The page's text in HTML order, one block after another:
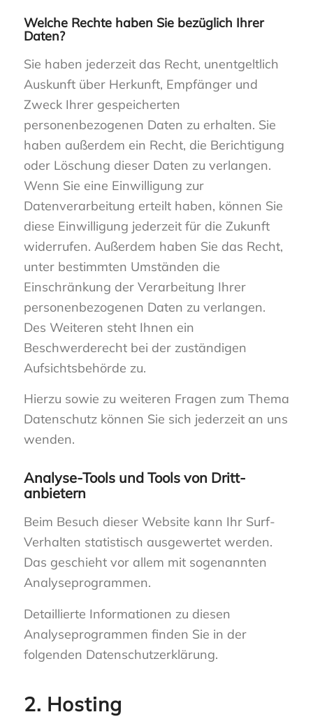
Welche Rechte haben Sie bezüglich Ihrer
Daten?
Sie haben jederzeit das Recht, unentgeltlich
Auskunft über Herkunft, Empfänger und
Zweck Ihrer gespeicherten
personenbezogenen Daten zu erhalten. Sie
haben außerdem ein Recht, die Berichtigung
oder Löschung dieser Daten zu verlangen.
Wenn Sie eine Einwilligung zur
Datenverarbeitung erteilt haben, können Sie
diese Einwilligung jederzeit für die Zukunft
widerrufen. Außerdem haben Sie das Recht,
unter bestimmten Umständen die
Einschränkung der Verarbeitung Ihrer
personenbezogenen Daten zu verlangen.
Des Weiteren steht Ihnen ein
Beschwerderecht bei der zuständigen
Aufsichtsbehörde zu.
Hierzu sowie zu weiteren Fragen zum Thema
Datenschutz können Sie sich jederzeit an uns
wenden.
Analyse-Tools und Tools von Dritt­
anbietern
Beim Besuch dieser Website kann Ihr Surf-
Verhalten statistisch ausgewertet werden.
Das geschieht vor allem mit sogenannten
Analyseprogrammen.
Detaillierte Informationen zu diesen
Analyseprogrammen finden Sie in der
folgenden Datenschutzerklärung.
2. Hosting